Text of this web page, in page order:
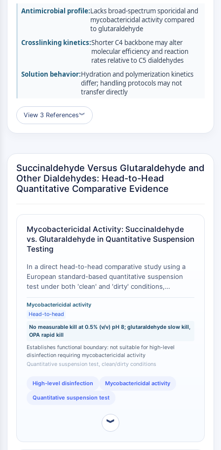
Transporteur membranaire/canal ionique
Transporteur membranaire
GPCR/G PROTEIN
GPCR de classe C Synonymes : Famille
de la sécrétine
Related aux protéines G
PROTAC
PROTAC
AUTOTACs
LYTACs
cible
SNIPERs
Ligands pour protéine cible pour
PROTAC
Ligands pour l'E3 ligase
Conjugués ligand-liant de ligase E3
PROTACs
Liants PROTAC
CYCLE CELLULAIRE/DOMMAGES À L'ADN
Cycle cellulaire/dommages à l'ADN
Réponse aux protéines mal repliées
Antimicrobial profile:Lacks broad-spectrum sporicidal and
mycobactericidal activity compared
to glutaraldehyde
Crosslinking kinetics:Shorter C4 backbone may alter
molecular efficiency and reaction
rates relative to C5 dialdehydes
Solution behavior:Hydration and polymerization kinetics
differ; handling protocols may not
transfer directly
View 3 References︾
Succinaldehyde Versus Glutaraldehyde and
Other Dialdehydes: Head-to-Head
Quantitative Comparative Evidence
Mycobactericidal Activity: Succinaldehyde
vs. Glutaraldehyde in Quantitative Suspension
Testing
In a direct head-to-head comparative study using a
European standard-based quantitative suspension
test under both 'clean' and 'dirty' conditions,
succinaldehyde at 0.5% (v/v) pH 8 demonstrated zero
measurable mycobactericidal efficacy against all
strains investigated, including glutaraldehyde-
sensitive strains of Mycobacterium chelonae and M.
abscessus [
identical concentration (0.5% v/v, pH 8) exhibited
slow but detectable mycobactericidal activity against
the same sensitive strains [1]. Ortho-phthalaldehyde
rapidly mycobactericidal under both conditions and
uniquely active against glutaraldehyde-resistant
Mycobactericidal activity
Head-to-head
No measurable kill at 0.5% (v/v) pH 8; glutaraldehyde slow kill,
OPA rapid kill
Establishes functional boundary: not suitable for high-level
disinfection requiring mycobactericidal activity
Quantitative suspension test, clean/dirty conditions
High-level disinfection Mycobactericidal activity
Quantitative suspension test
︾